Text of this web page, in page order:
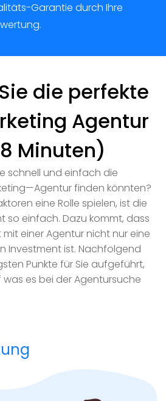
Garantie durch Ihre
die perfekte
Agentur
Minuten)
schnell und einfach die
finden könnten?
eine Rolle spielen, ist die
so einfach. Dazu kommt, dass
einer Agentur nicht nur eine
Investment ist. Nachfolgend
Punkte für Sie aufgeführt,
was es bei der Agentursuche